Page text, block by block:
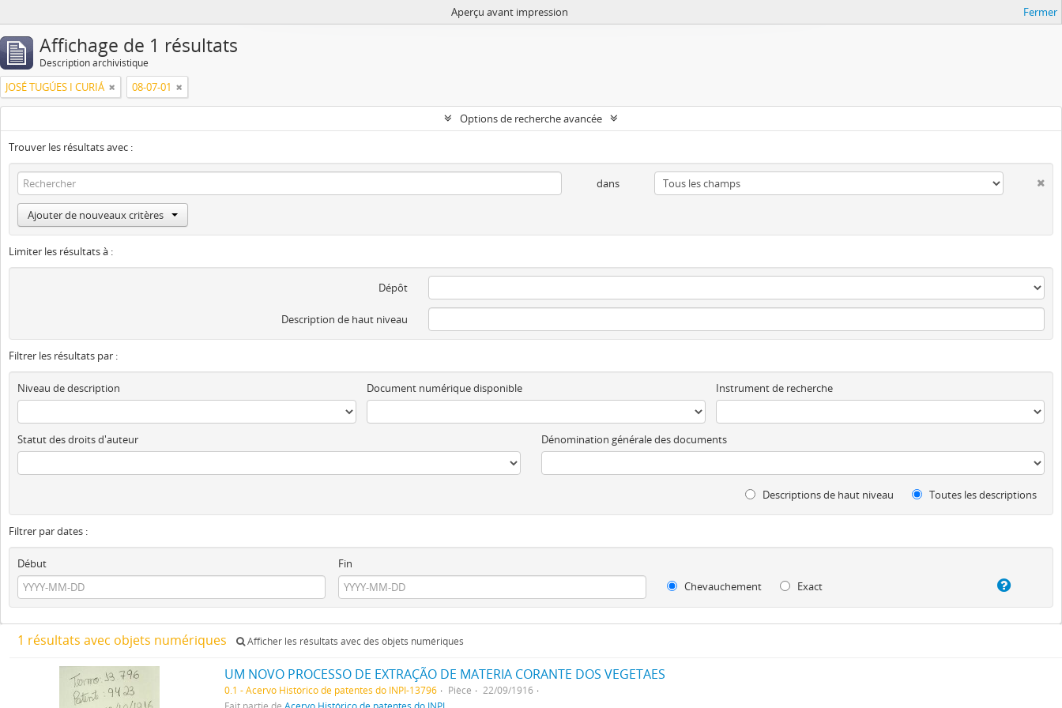
Aperçu avant impression Fermer
Affichage de 1 résultats
Description archivistique
JOSÉ TUGÚES I CURIÁ 08-07-01
Options de recherche avancée
Trouver les résultats avec :
dans
Ajouter de nouveaux critères
Limiter les résultats à :
Dépôt
Description de haut niveau
Filtrer les résultats par :
Niveau de description Document numérique disponible Instrument de recherche
Statut des droits d'auteur Dénomination générale des documents
Descriptions de haut niveau Toutes les descriptions
Filtrer par dates :
Début
Fin
Chevauchement
Exact
1 résultats avec objets numériques Afficher les résultats avec des objets numériques
UM NOVO PROCESSO DE EXTRAÇÃO DE MATERIA CORANTE DOS VEGETAES
0.1 - Acervo Histórico de patentes do INPI-13796 Pièce
22/09/1916